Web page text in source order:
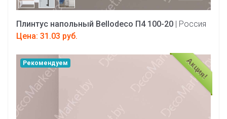
Плинтус напольный Bellodeco П4 100-20
| Россия
Цена: 31.03 руб.
Акция!
Рекомендуем